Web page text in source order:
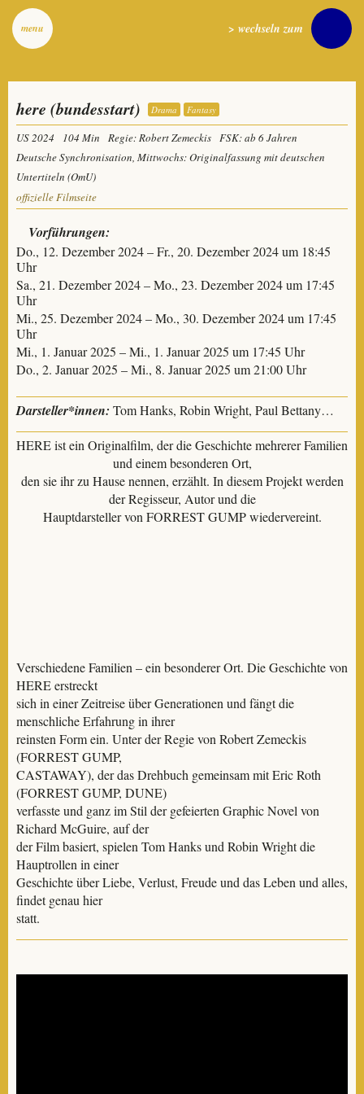
menu > wechseln zum
here (bundesstart) Drama Fantasy
US 2024 104 Min Regie: Robert Zemeckis FSK: ab 6 Jahren
Deutsche Synchronisation, Mittwochs: Originalfassung mit deutschen
Untertiteln (OmU)
offizielle Filmseite
Vorführungen:
Do., 12. Dezember 2024 – Fr., 20. Dezember 2024 um 18:45
Uhr
Sa., 21. Dezember 2024 – Mo., 23. Dezember 2024 um 17:45
Uhr
Mi., 25. Dezember 2024 – Mo., 30. Dezember 2024 um 17:45
Uhr
Mi., 1. Januar 2025 – Mi., 1. Januar 2025 um 17:45 Uhr
Do., 2. Januar 2025 – Mi., 8. Januar 2025 um 21:00 Uhr
Darsteller*innen: Tom Hanks, Robin Wright, Paul Bettany…
HERE ist ein Originalfilm, der die Geschichte mehrerer Familien
und einem besonderen Ort,
den sie ihr zu Hause nennen, erzählt. In diesem Projekt werden
der Regisseur, Autor und die
Hauptdarsteller von FORREST GUMP wiedervereint.
Verschiedene Familien – ein besonderer Ort. Die Geschichte von
HERE erstreckt
sich in einer Zeitreise über Generationen und fängt die
menschliche Erfahrung in ihrer
reinsten Form ein. Unter der Regie von Robert Zemeckis
(FORREST GUMP,
CASTAWAY), der das Drehbuch gemeinsam mit Eric Roth
(FORREST GUMP, DUNE)
verfasste und ganz im Stil der gefeierten Graphic Novel von
Richard McGuire, auf der
der Film basiert, spielen Tom Hanks und Robin Wright die
Hauptrollen in einer
Geschichte über Liebe, Verlust, Freude und das Leben und alles,
findet genau hier
statt.